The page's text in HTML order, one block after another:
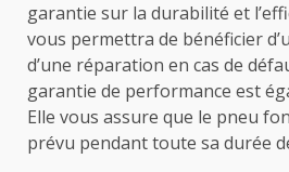
garantie sur la durabilité et
vous permettra de bénéficier
d’une réparation en cas de
garantie de performance est
Elle vous assure que le pneu
prévu pendant toute sa durée